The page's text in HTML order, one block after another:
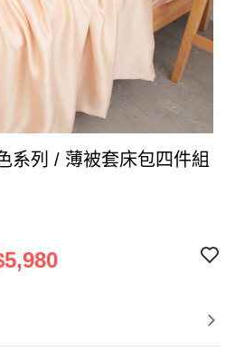
系列 / 薄被套床包四件組